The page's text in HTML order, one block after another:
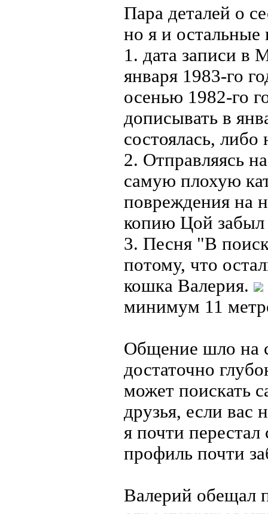
Пара деталей о
но я и
1. дата записи в
января 1983-го
осенью 1982-го
дописывать в
состоялась, либо
2. Отправляясь
самую плохую
повреждения на
копию Цой забыл
3. Песня "В
потому, что
кошка Валерия.
минимум 11
Общение шло на
достаточно
может поискать
друзья, если вас
я почти
профиль почти
Валерий обещал